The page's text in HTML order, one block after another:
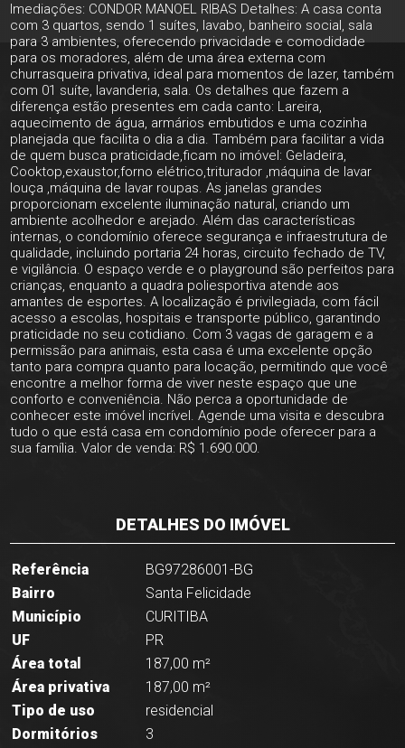
Imediações: CONDOR MANOEL RIBAS Detalhes: A casa conta
com 3 quartos, sendo 1 suítes, lavabo, banheiro social, sala
para 3 ambientes, oferecendo privacidade e comodidade
para os moradores, além de uma área externa com
churrasqueira privativa, ideal para momentos de lazer, também
com 01 suíte, lavanderia, sala. Os detalhes que fazem a
diferença estão presentes em cada canto: Lareira,
aquecimento de água, armários embutidos e uma cozinha
planejada que facilita o dia a dia. Também para facilitar a vida
de quem busca praticidade,ficam no imóvel: Geladeira,
Cooktop,exaustor,forno elétrico,triturador ,máquina de lavar
louça ,máquina de lavar roupas. As janelas grandes
proporcionam excelente iluminação natural, criando um
ambiente acolhedor e arejado. Além das características
internas, o condomínio oferece segurança e infraestrutura de
qualidade, incluindo portaria 24 horas, circuito fechado de TV,
e vigilância. O espaço verde e o playground são perfeitos para
crianças, enquanto a quadra poliesportiva atende aos
amantes de esportes. A localização é privilegiada, com fácil
acesso a escolas, hospitais e transporte público, garantindo
praticidade no seu cotidiano. Com 3 vagas de garagem e a
permissão para animais, esta casa é uma excelente opção
tanto para compra quanto para locação, permitindo que você
encontre a melhor forma de viver neste espaço que une
conforto e conveniência. Não perca a oportunidade de
conhecer este imóvel incrível. Agende uma visita e descubra
tudo o que está casa em condomínio pode oferecer para a
sua família. Valor de venda: R$ 1.690.000.
DETALHES DO IMÓVEL
Referência
BG97286001-BG
Bairro
Santa Felicidade
Município
CURITIBA
UF
PR
Área total
187,00 m²
Área privativa
187,00 m²
Tipo de uso
residencial
Dormitórios
3